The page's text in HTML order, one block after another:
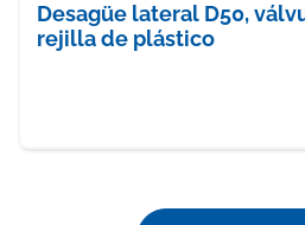
Desagüe lateral D50,
rejilla de plástico